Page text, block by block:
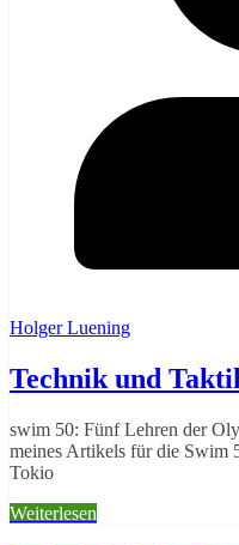
Holger Luening
Technik und
swim 50: Fünf Lehren der
meines Artikels für die Swim
Tokio
Weiterlesen